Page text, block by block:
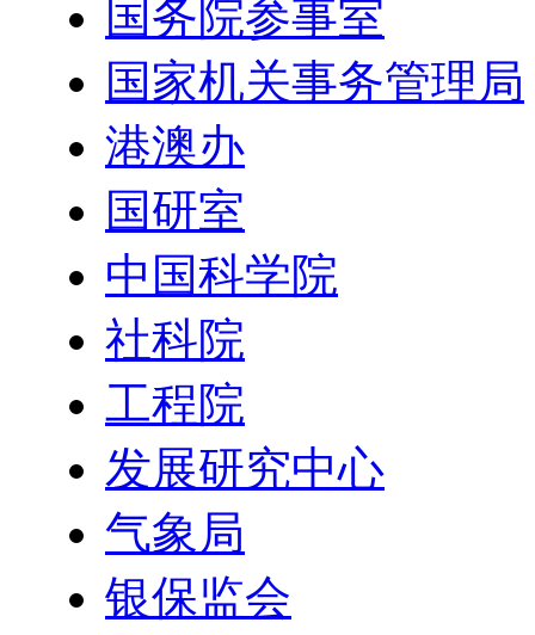
国务院参事室
国家机关事务管理局
港澳办
国研室
中国科学院
社科院
工程院
发展研究中心
气象局
银保监会